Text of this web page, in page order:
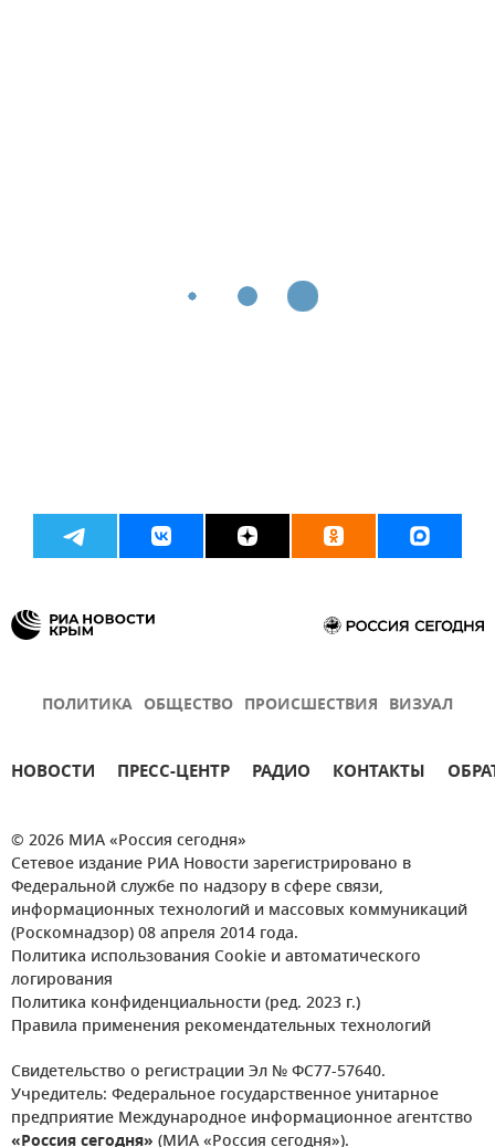
ПОЛИТИКА ОБЩЕСТВО ПРОИСШЕСТВИЯ ВИЗУАЛ
НОВОСТИ ПРЕСС-ЦЕНТР РАДИО КОНТАКТЫ
© 2026 МИА «Россия сегодня»
Сетевое издание РИА Новости зарегистрировано в
Федеральной службе по надзору в сфере связи,
информационных технологий и массовых коммуникаций
(Роскомнадзор) 08 апреля 2014 года.
Политика использования Cookie и автоматического
логирования
Политика конфиденциальности (ред. 2023 г.)
Правила применения рекомендательных технологий
Свидетельство о регистрации Эл № ФС77-57640.
Учредитель: Федеральное государственное унитарное
предприятие Международное информационное агентство